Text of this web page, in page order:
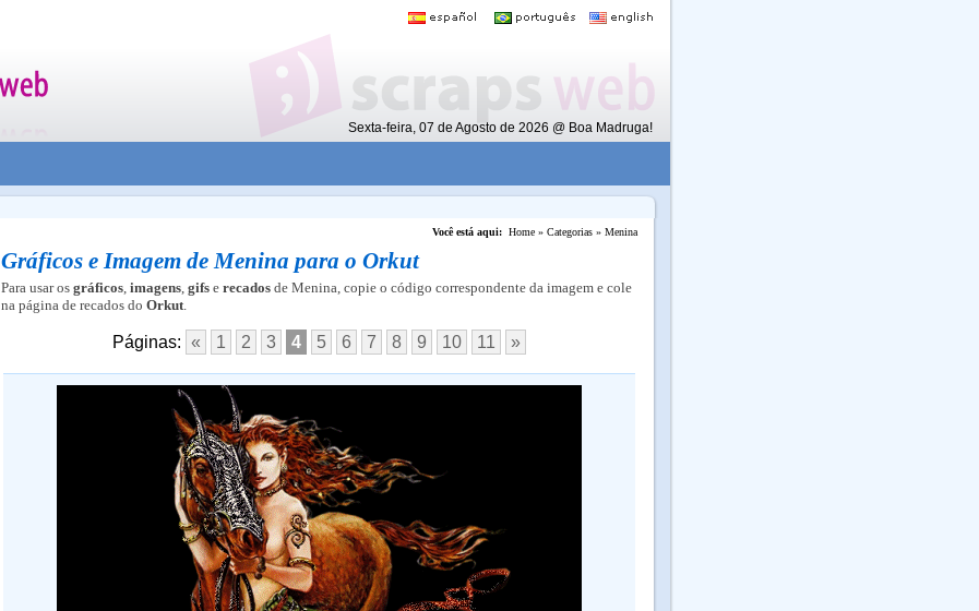
Sexta-feira, 07 de Agosto de 2026 @ Boa Madruga!
Você está aqui: Home » Categorias » Menina
Gráficos e Imagem de Menina para o Orkut
Para usar os gráficos, imagens, gifs e recados de Menina, copie o código correspondente da imagem e cole
na página de recados do Orkut.
Páginas: « 1 2 3 4 5 6 7 8 9 10 11 »